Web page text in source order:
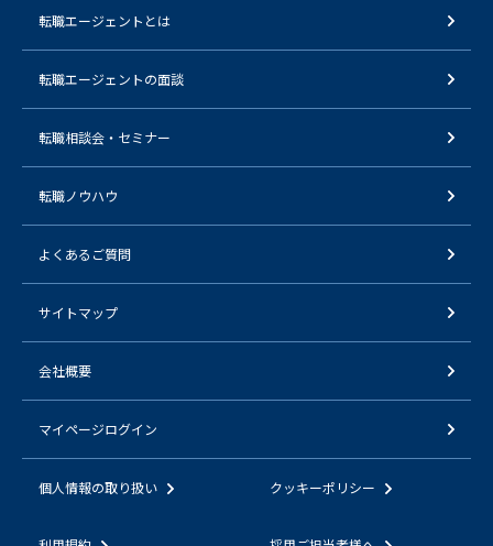
転職エージェントとは
転職エージェントの面談
転職相談会・セミナー
転職ノウハウ
よくあるご質問
サイトマップ
会社概要
マイページログイン
個人情報の取り扱い クッキーポリシー